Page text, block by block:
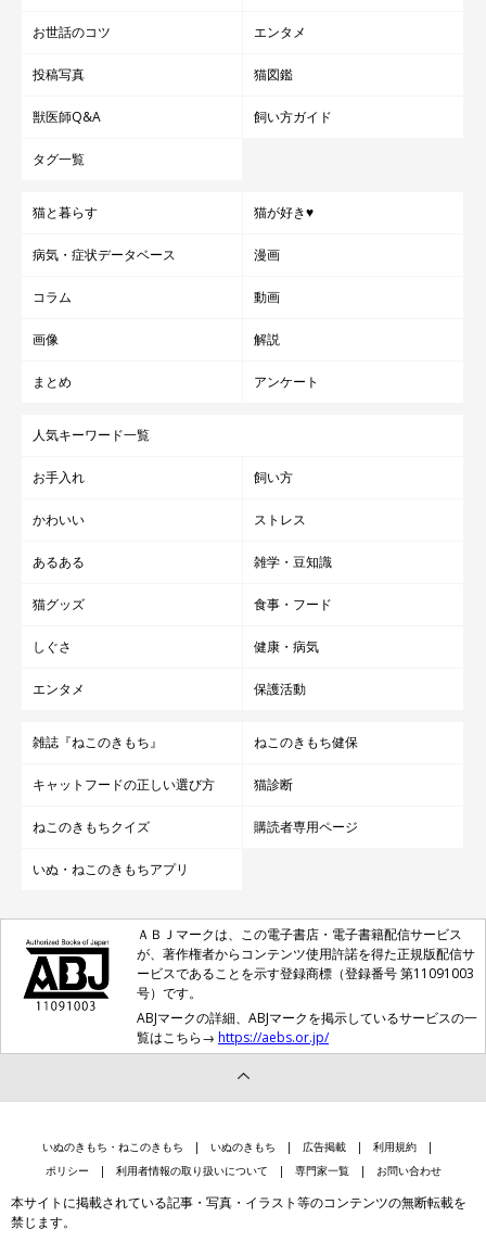
お世話のコツ エンタメ
投稿写真 猫図鑑
獣医師Q&A 飼い方ガイド
タグ一覧
猫と暮らす 猫が好き♥
病気・症状データベース 漫画
コラム 動画
画像 解説
まとめ アンケート
人気キーワード一覧
お手入れ 飼い方
かわいい ストレス
あるある 雑学・豆知識
猫グッズ 食事・フード
しぐさ 健康・病気
エンタメ 保護活動
雑誌『ねこのきもち』 ねこのきもち健保
キャットフードの正しい選び方 猫診断
ねこのきもちクイズ 購読者専用ページ
いぬ・ねこのきもちアプリ
ＡＢＪマークは、この電子書店・電子書籍配信サービス
が、著作権者からコンテンツ使用許諾を得た正規版配信サ
ービスであることを示す登録商標（登録番号 第11091003
号）です。
ABJマークの詳細、ABJマークを掲示しているサービスの一
覧はこちら→ https://aebs.or.jp/
いぬのきもち・ねこのきもち いぬのきもち 広告掲載
利用規約
ポリシー
利用者情報の取り扱いについて 専門家一覧 お問い合わせ
本サイトに掲載されている記事・写真・イラスト等のコンテンツの無断転載を
禁じます。